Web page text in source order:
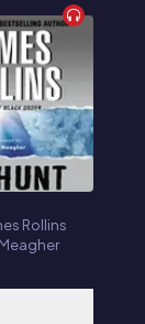
Rollins